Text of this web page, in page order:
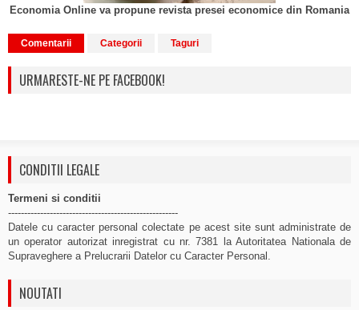
Economia Online va propune revista presei economice din Romania
Comentarii Categorii Taguri
URMARESTE-NE PE FACEBOOK!
CONDITII LEGALE
Termeni si conditii
-----------------------------------------------------
Datele cu caracter personal colectate pe acest site sunt administrate de
un operator autorizat inregistrat cu nr. 7381 la Autoritatea Nationala de
Supraveghere a Prelucrarii Datelor cu Caracter Personal.
NOUTATI